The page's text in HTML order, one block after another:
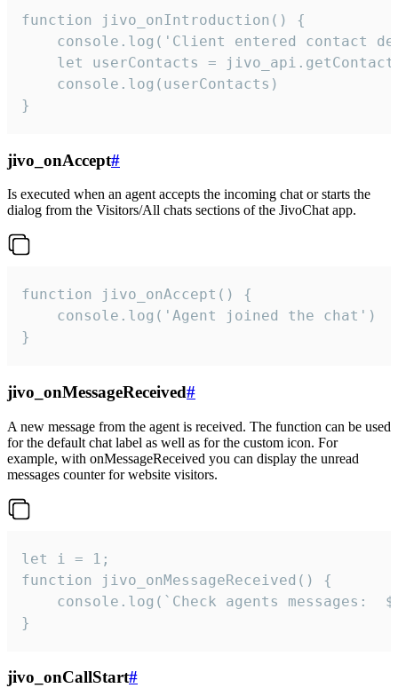
function jivo_onIntroduction() {
console.log('Client entered contact
let userContacts =
    console.log(userContacts)
}
jivo_onAccept#
Is executed when an agent accepts the incoming chat or starts the
dialog from the Visitors/All chats sections of the JivoChat app.
function jivo_onAccept() {
}
jivo_onMessageReceived#
A new message from the agent is received. The function can be used
for the default chat label as well as for the custom icon. For
example, with onMessageReceived you can display the unread
messages counter for website visitors.
let i = 1;
function jivo_onMessageReceived() {
}
jivo_onCallStart#